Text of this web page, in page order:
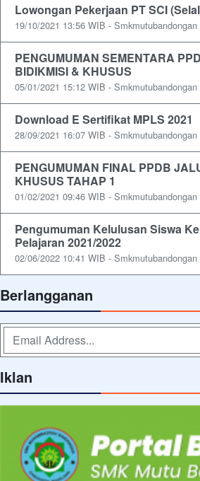
Lowongan Pekerjaan PT SCI
19/10/2021 13:56 WIB - Smkmutubandongan
PENGUMUMAN SEMENTARA
BIDIKMISI & KHUSUS
05/01/2021 15:12 WIB - Smkmutubandongan
Download E Sertifikat MPLS 2021
28/09/2021 16:07 WIB - Smkmutubandongan
PENGUMUMAN FINAL PPDB
KHUSUS TAHAP 1
01/02/2021 09:46 WIB - Smkmutubandongan
Pengumuman Kelulusan Siswa
Pelajaran 2021/2022
02/06/2022 10:41 WIB - Smkmutubandongan
Berlangganan
Iklan